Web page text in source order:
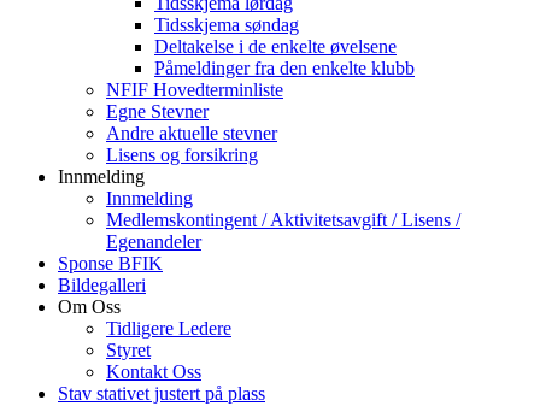
Tidsskjema søndag
Deltakelse i de enkelte øvelsene
Påmeldinger fra den enkelte klubb
NFIF Hovedterminliste
Egne Stevner
Andre aktuelle stevner
Lisens og forsikring
Innmelding
Innmelding
Medlemskontingent / Aktivitetsavgift / Lisens /
Egenandeler
Sponse BFIK
Bildegalleri
Om Oss
Tidligere Ledere
Styret
Kontakt Oss
Stav stativet justert på plass